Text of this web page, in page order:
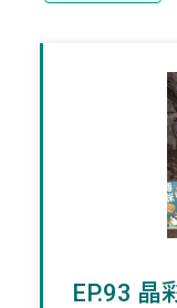
EP.93 晶